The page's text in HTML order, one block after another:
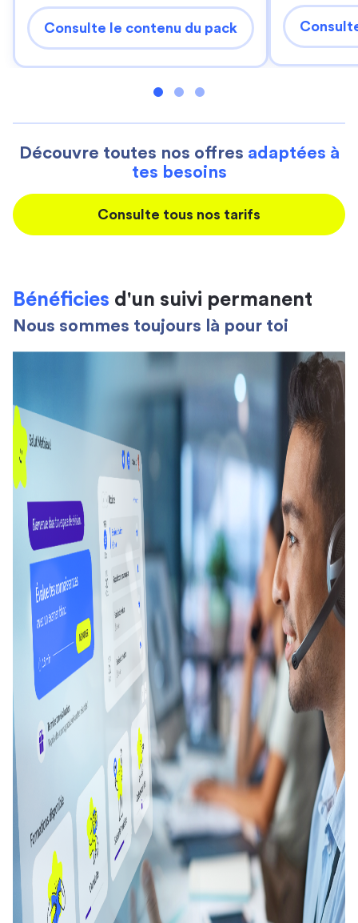
Consulte le contenu du pack
Découvre toutes nos offres adaptées à
tes besoins
Consulte tous nos tarifs
Bénéficies d'un suivi permanent
Nous sommes toujours là pour toi